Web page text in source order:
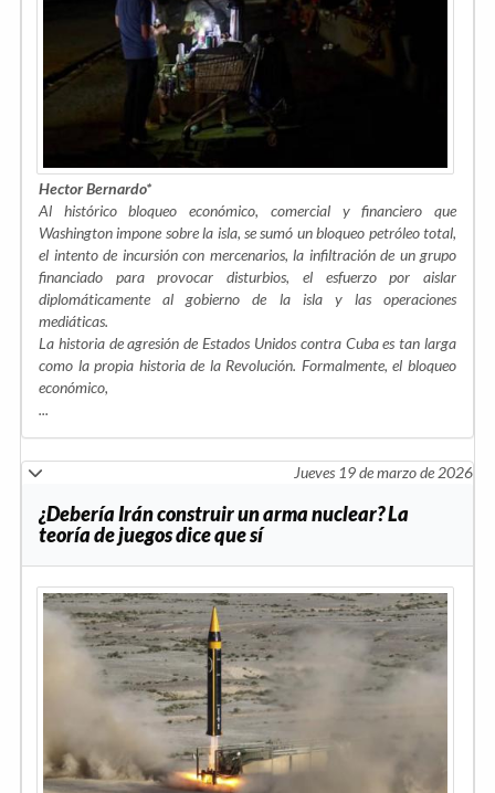
Hector Bernardo*
Al histórico bloqueo económico, comercial y financiero que
Washington impone sobre la isla, se sumó un bloqueo petróleo total,
el intento de incursión con mercenarios, la infiltración de un grupo
financiado para provocar disturbios, el esfuerzo por aislar
diplomáticamente al gobierno de la isla y las operaciones
mediáticas.
La historia de agresión de Estados Unidos contra Cuba es tan larga
como la propia historia de la Revolución. Formalmente, el bloqueo
económico,
...
Jueves 19 de marzo de 2026
¿Debería Irán construir un arma nuclear? La
teoría de juegos dice que sí